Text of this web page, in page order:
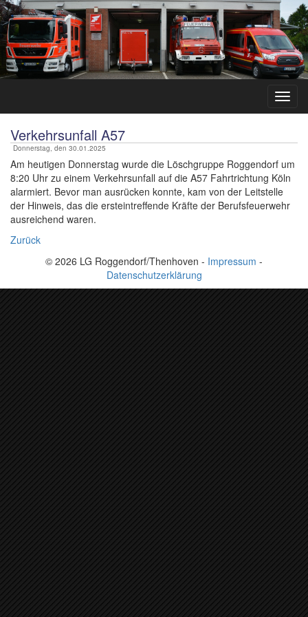
Verkehrsunfall A57
Donnerstag, den 30.01.2025
Am heutigen Donnerstag wurde die Löschgruppe Roggendorf um
8:20 Uhr zu einem Verkehrsunfall auf die A57 Fahrtrichtung Köln
alarmiert. Bevor man ausrücken konnte, kam von der Leitstelle
der Hinweis, das die ersteintreffende Kräfte der Berufsfeuerwehr
ausreichend waren.
Zurück
© 2026 LG Roggendorf/Thenhoven - Impressum -
Datenschutzerklärung